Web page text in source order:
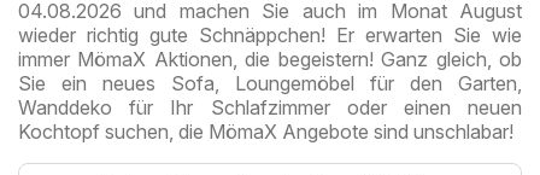
04.08.2026 und machen Sie auch im Monat August
wieder richtig gute Schnäppchen! Er erwarten Sie wie
immer MömaX Aktionen, die begeistern! Ganz gleich, ob
Sie ein neues Sofa, Loungemöbel für den Garten,
Wanddeko für Ihr Schlafzimmer oder einen neuen
Kochtopf suchen, die MömaX Angebote sind unschlabar!